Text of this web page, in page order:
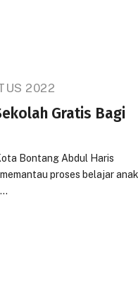
2022
Gratis Bagi
Bontang Abdul Haris
proses belajar